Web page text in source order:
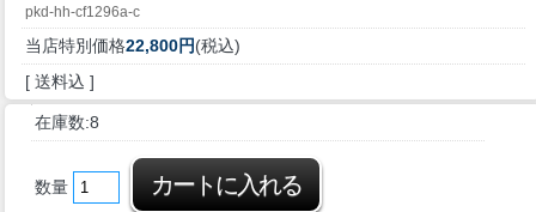
pkd-hh-cf1296a-c
当店特別価格22,800円(税込)
[ 送料込 ]
在庫数:8
数量